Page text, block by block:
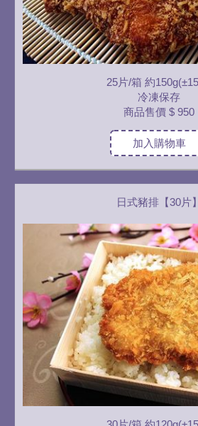
25片/箱 約
冷凍保存
商品售價 $ 950
加入購物車
日式豬排【30片】